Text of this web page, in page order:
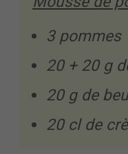
3 pommes
20 + 20 g
20 g de
20 cl de